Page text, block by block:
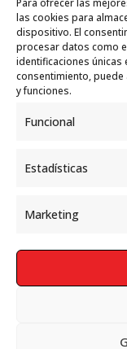
Para ofrecer las
las cookies para
dispositivo. El
procesar datos como
identificaciones únicas
consentimiento, puede
y funciones.
Funcional
Estadísticas
Marketing
Garelli-
marco del
Internacional
Política